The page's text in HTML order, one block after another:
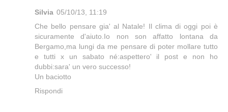
Silvia 05/10/13, 11:19
Che bello pensare gia' al Natale! Il clima di oggi poi è
sicuramente d'aiuto.Io non son affatto lontana da
Bergamo,ma lungi da me pensare di poter mollare tutto
e tutti x un sabato né:aspettero' il post e non ho
dubbi:sara' un vero successo!
Un baciotto
Rispondi